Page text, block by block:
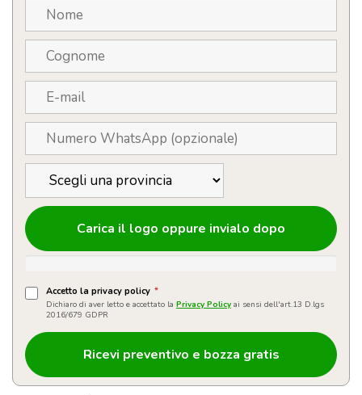
Carica il logo oppure invialo dopo
Accetto la privacy policy *
Dichiaro di aver letto e accettato la Privacy Policy ai sensi dell'art.13 D.lgs
2016/679 GDPR